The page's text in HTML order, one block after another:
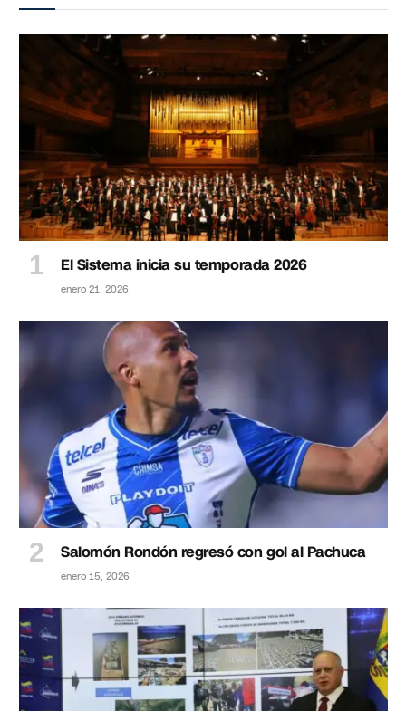
El Sistema inicia su temporada 2026
enero 21, 2026
Salomón Rondón regresó con gol al Pachuca
enero 15, 2026